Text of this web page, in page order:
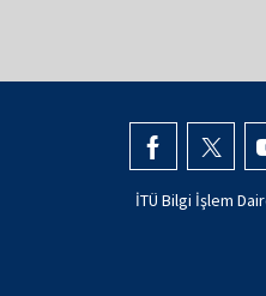
İTÜ Bilgi İşlem